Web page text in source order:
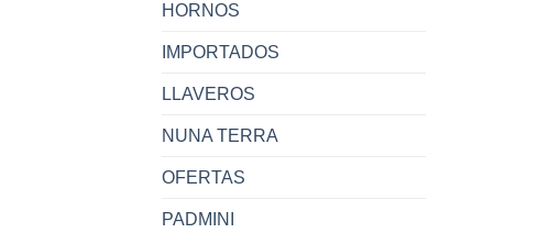
HORNOS
IMPORTADOS
LLAVEROS
NUNA TERRA
OFERTAS
PADMINI